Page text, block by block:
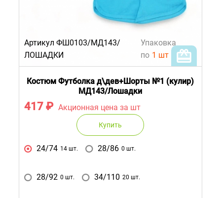
Артикул ФШ0103/МД143/
ЛОШАДКИ
Упаковка
по 1 шт
Костюм Футболка д\дев+Шорты №1 (кулир)
МД143/Лошадки
417 ₽ Акционная цена за шт
Купить
24/74 14 шт. 28/86 0 шт.
28/92 0 шт. 34/110 20 шт.